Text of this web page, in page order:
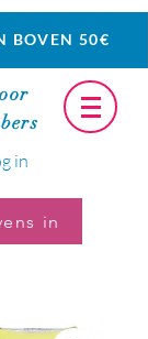
BOVEN 50€
in
in